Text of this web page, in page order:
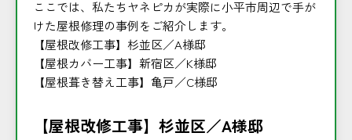
ここでは、私たちヤネピカが実際に小平市周辺で手が
けた屋根修理の事例をご紹介します。
【屋根改修工事】杉並区／A様邸
【屋根カバー工事】新宿区／K様邸
【屋根葺き替え工事】亀戸／C様邸
【屋根改修工事】杉並区／A様邸